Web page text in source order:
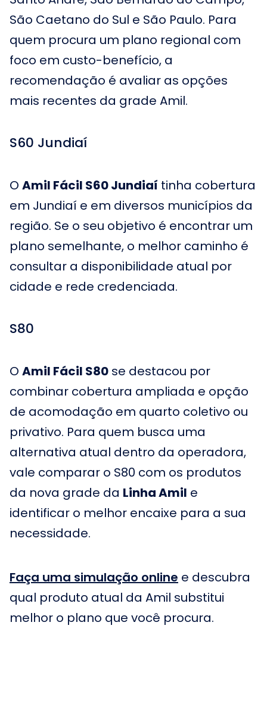
São Caetano do Sul e São Paulo. Para
quem procura um plano regional com
foco em custo-benefício, a
recomendação é avaliar as opções
mais recentes da grade Amil.
S60 Jundiaí
O Amil Fácil S60 Jundiaí tinha cobertura
em Jundiaí e em diversos municípios da
região. Se o seu objetivo é encontrar um
plano semelhante, o melhor caminho é
consultar a disponibilidade atual por
cidade e rede credenciada.
S80
O Amil Fácil S80 se destacou por
combinar cobertura ampliada e opção
de acomodação em quarto coletivo ou
privativo. Para quem busca uma
alternativa atual dentro da operadora,
vale comparar o S80 com os produtos
da nova grade da Linha Amil e
identificar o melhor encaixe para a sua
necessidade.
Faça uma simulação online e descubra
qual produto atual da Amil substitui
melhor o plano que você procura.